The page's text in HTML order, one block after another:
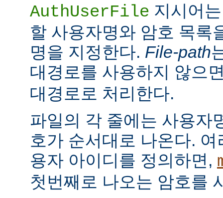
AuthUserFile 지시어
할 사용자명와 암호 목록
명을 지정한다. File-path
대경로를 사용하지 않으
대경로로 처리한다.
파일의 각 줄에는 사용자
호가 순서대로 나온다.
용자 아이디를 정의하면,
첫번째로 나오는 암호를